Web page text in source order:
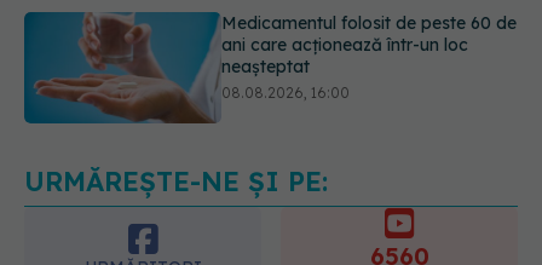
Transpirații nocturne: semnul ignorat
care poate ascunde probleme
URMĂREȘTE-NE ȘI PE:
6560